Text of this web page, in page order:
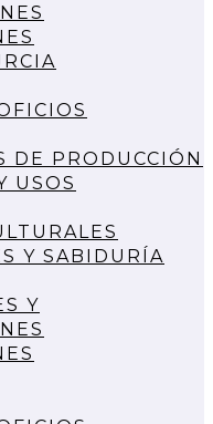
DE PRODUCCIÓN
USOS
Y SABIDURÍA
Y